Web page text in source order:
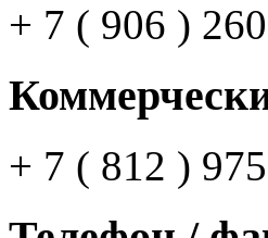
+ 7 ( 906 )
+ 7 ( 812 )